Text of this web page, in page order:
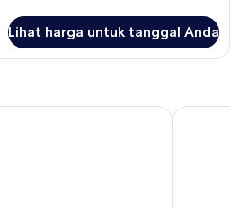
Lihat harga untuk tanggal Anda